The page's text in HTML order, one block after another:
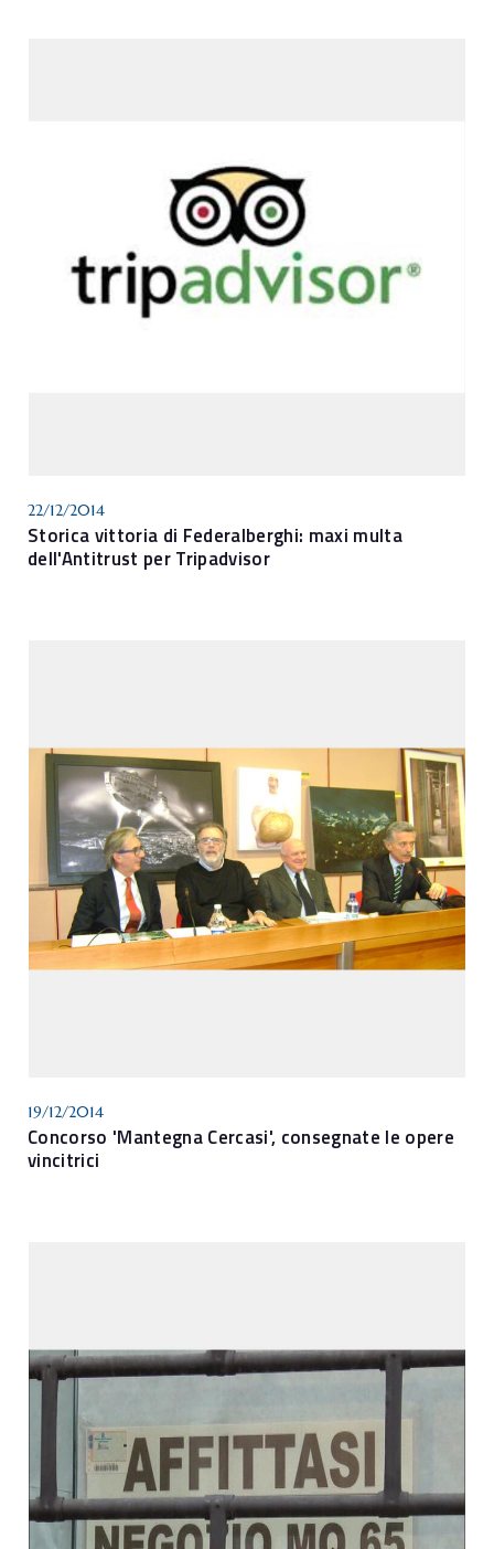
22/12/2014
Storica vittoria di Federalberghi: maxi multa
dell'Antitrust per Tripadvisor
19/12/2014
Concorso 'Mantegna Cercasi', consegnate le opere
vincitrici